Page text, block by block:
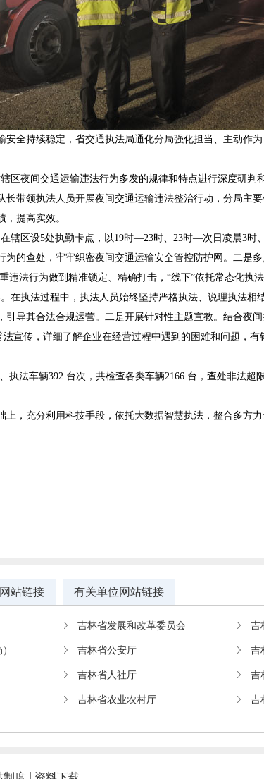
持续稳定，省交通执法局通化分局强化担当、主动作
夜间交通运输违法行为多发的规律和特点进行深度研判
带领执法人员开展夜间交通运输违法整治行动，分局主
提高实效。
区设5处执勤卡点，以19时—23时、23时—次日凌晨3时
的查处，牢牢织密夜间交通运输安全管控防护网。二是
违法行为做到精准锁定、精确打击，“线下”依托常态化执
执法过程中，执法人员始终坚持严格执法、说理执法相
导其合法合规运营。二是开展针对性主题宣教。结合夜
宣传，详细了解企业在经营过程中遇到的困难和问题，
车辆392 台次，共检查各类车辆2166 台，查处非法超
充分利用科技手段，依托大数据智慧执法，整合多方
站链接 有关单位网站链接
吉林省发展和改革委员会 吉
吉林省公安厅 吉
吉林省人社厅 吉
吉林省农业农村厅 吉